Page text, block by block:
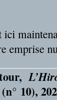
ici
emprise
10),